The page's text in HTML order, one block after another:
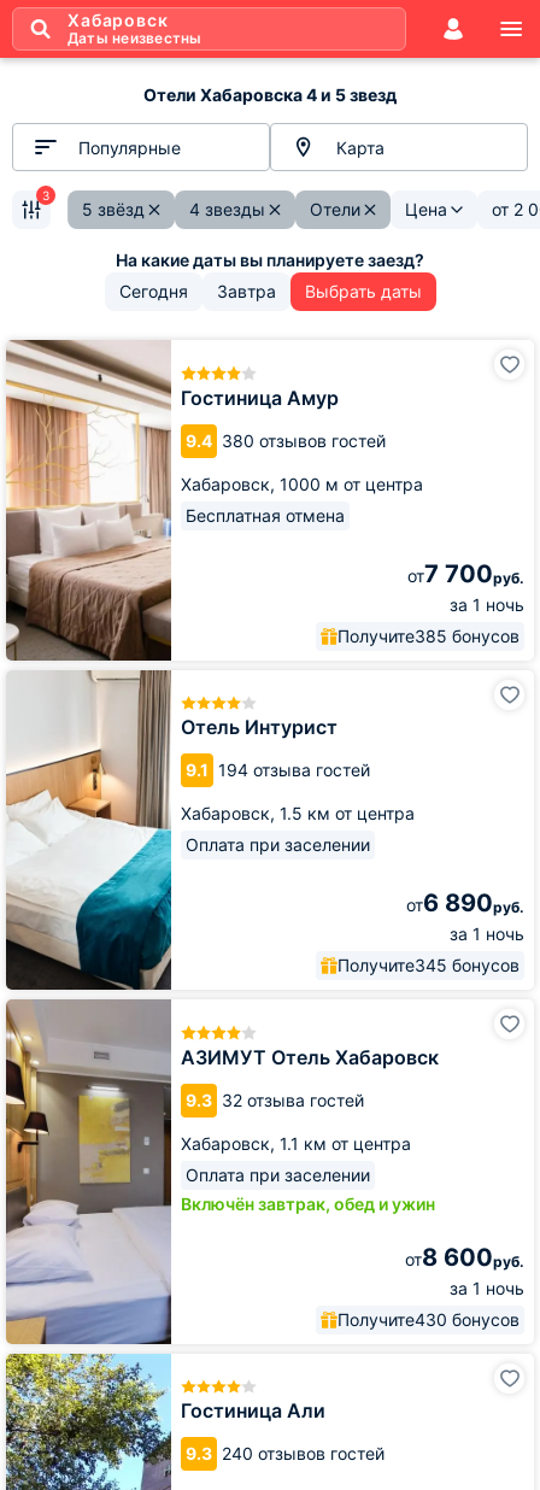
Хабаровск
Даты неизвестны
Отели Хабаровска 4 и 5 звезд
Популярные Карта
5 звёзд 4 звезды Отели Цена от 2
3
Сегодня Завтра Выбрать даты
Гостиница Амур
9.4 380 отзывов гостей
Хабаровск, 1000 м от центра
Бесплатная отмена
от7 700руб.
за 1 ночь
Получите385 бонусов
Гостиница
Амур
Отель Интурист
9.1 194 отзыва гостей
Хабаровск, 1.5 км от центра
Оплата при заселении
от6 890руб.
за 1 ночь
Получите345 бонусов
АЗИМУТ Отель Хабаровск
9.3 32 отзыва гостей
Хабаровск, 1.1 км от центра
Оплата при заселении
Включён завтрак, обед и ужин
от8 600руб.
за 1 ночь
Получите430 бонусов
АЗИМУТ
Отель
Хабаровск
Гостиница Али
9.3 240 отзывов гостей
Гостиница
Али